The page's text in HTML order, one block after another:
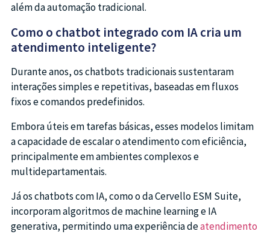
além da automação tradicional.
Como o chatbot integrado com IA cria um
atendimento inteligente?
Durante anos, os chatbots tradicionais sustentaram
interações simples e repetitivas, baseadas em fluxos
fixos e comandos predefinidos.
Embora úteis em tarefas básicas, esses modelos limitam
a capacidade de escalar o atendimento com eficiência,
principalmente em ambientes complexos e
multidepartamentais.
Já os chatbots com IA, como o da Cervello ESM Suite,
incorporam algoritmos de machine learning e IA
generativa, permitindo uma experiência deatendimento